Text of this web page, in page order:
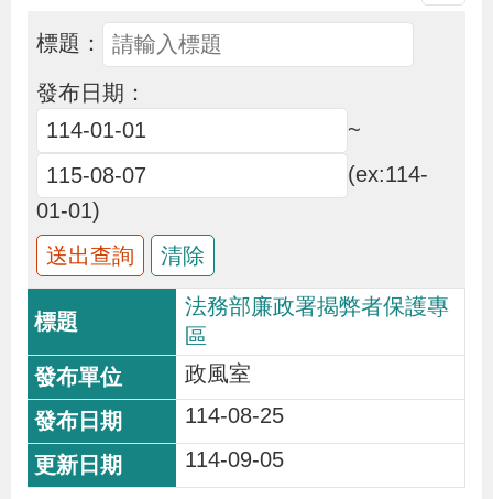
訊
發
民
服
務
業
務
專
標題：
發布日期：
~
(ex:114-
01-01)
法務部廉政署揭弊者保護專
區
政風室
114-08-25
114-09-05